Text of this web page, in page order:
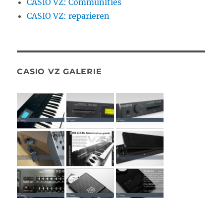
CASIO VZ: Communities
CASIO VZ: reparieren
CASIO VZ GALERIE